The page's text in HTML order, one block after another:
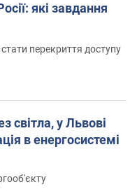
які завдання
перекриття доступу
світла, у Львові
в енергосистемі